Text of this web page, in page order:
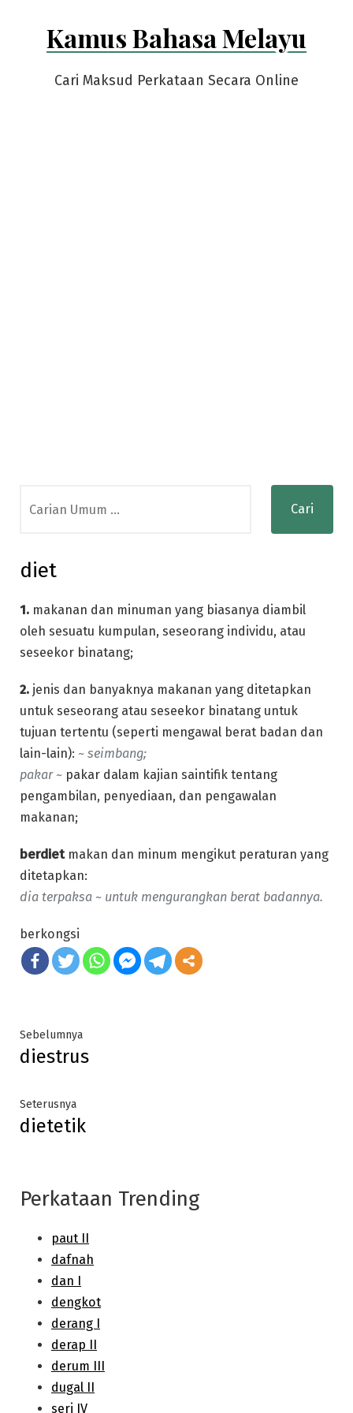
Kamus Bahasa Melayu
Cari Maksud Perkataan Secara Online
for:
diet
1. makanan dan minuman yang biasanya diambil
oleh sesuatu kumpulan, seseorang individu, atau
seseekor binatang;
2. jenis dan banyaknya makanan yang ditetapkan
untuk seseorang atau seseekor binatang untuk
tujuan tertentu (seperti mengawal berat badan dan
lain-lain): ~ seimbang;
pakar ~ pakar dalam kajian saintifik tentang
pengambilan, penyediaan, dan pengawalan
makanan;
berdietmakan dan minum mengikut peraturan yang
ditetapkan:
dia terpaksa ~ untuk mengurangkan berat badannya.
berkongsi
Post
navigation
SebelumnyaPrevious
post:
diestrus
SeterusnyaNext
post:
dietetik
Perkataan Trending